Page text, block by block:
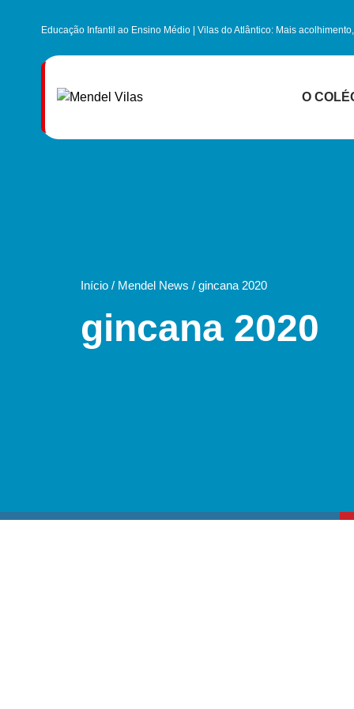
Educação Infantil ao Ensino Médio | Vilas do Atlântico: Mais
O
Início / Mendel News / gincana 2020
gincana 2020